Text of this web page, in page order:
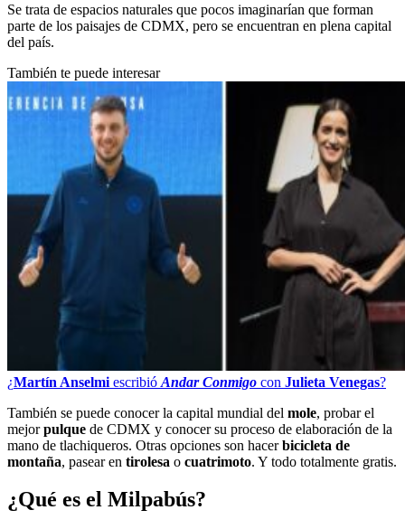
Se trata de espacios naturales que pocos imaginarían que forman
parte de los paisajes de CDMX, pero se encuentran en plena capital
del país.
También te puede interesar
¿Martín Anselmi escribió Andar Conmigo con Julieta Venegas?
También se puede conocer la capital mundial del mole, probar el
mejorpulque de CDMX y conocer su proceso de elaboración de la
mano de tlachiqueros. Otras opciones son hacerbicicleta de
montaña, pasear en tirolesa o cuatrimoto. Y todo totalmente gratis.
¿Qué es el Milpabús?